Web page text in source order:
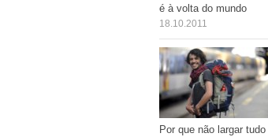
é à volta do mundo
18.10.2011
Por que não largar tudo